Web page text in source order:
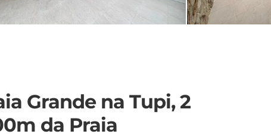
Grande na Tupi, 2
da Praia